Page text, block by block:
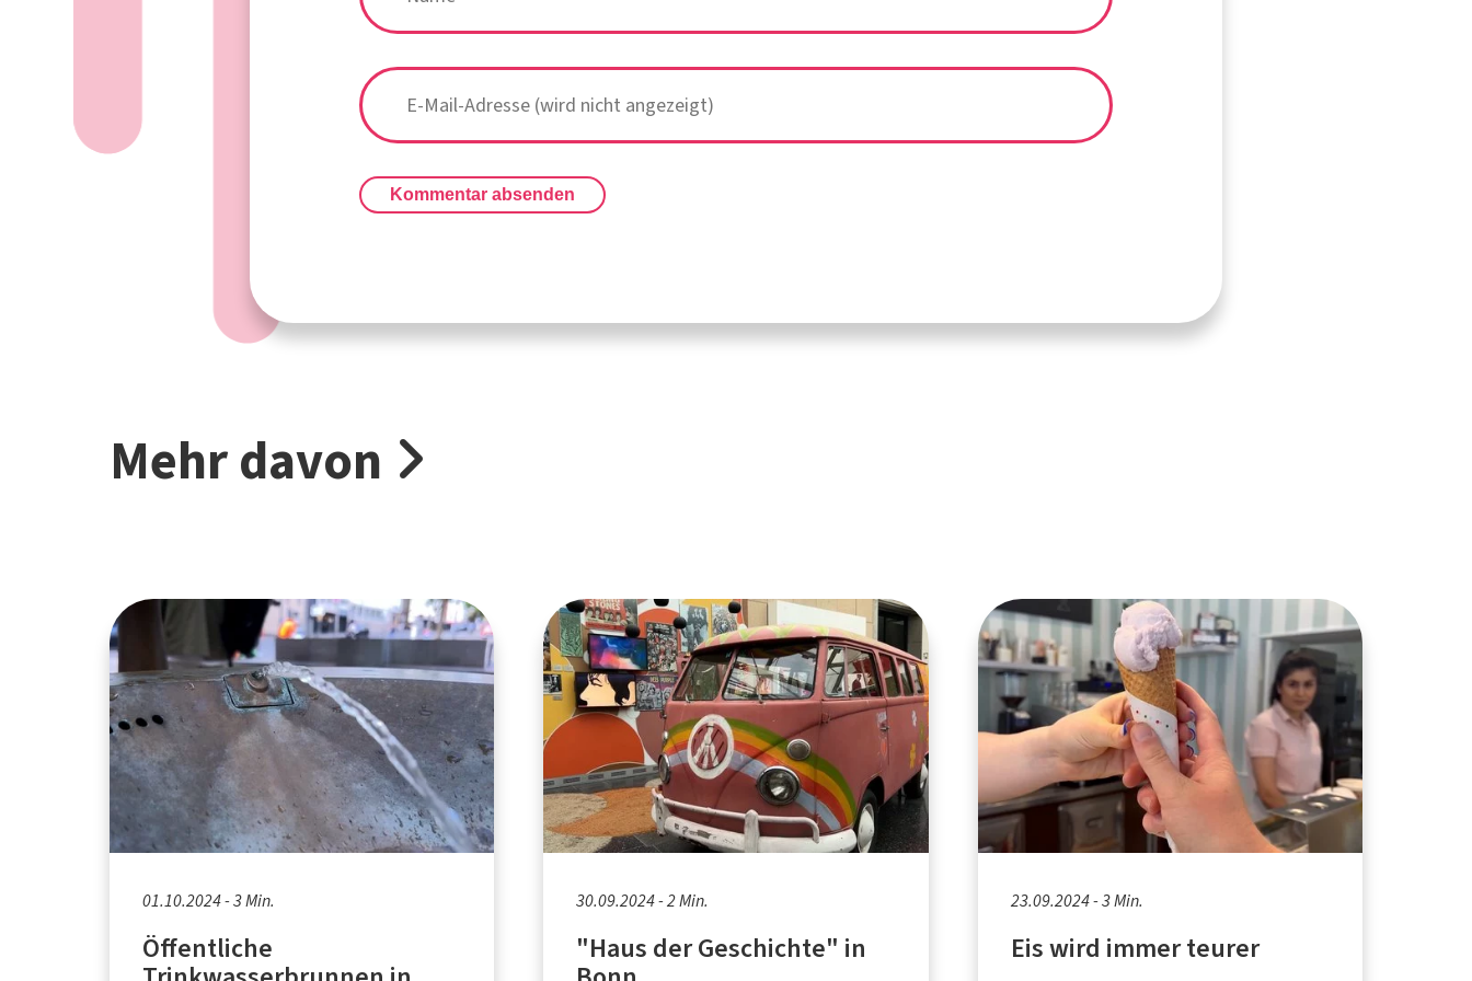
Kommentar absenden
Mehr davon
01.10.2024 - 3 Min.
Öffentliche
30.09.2024 - 2 Min.
"Haus der Geschichte" in
23.09.2024 - 3 Min.
Eis wird immer teurer